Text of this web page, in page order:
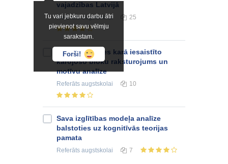
Tu vari jebkuru darbu ātri
pievienot savu vēlmju
sarakstam.
Forši!
vajadzības Latvijā
Referātsaugstskolai 25
Otrajā pasaules karā iesaistīto
karojošo bloku raksturojums un
motīvu analīze
Referāts augstskolai 10
Sava izglītības modeļa analīze
balstoties uz kognitīvās teorijas
pamata
Referāts augstskolai 7